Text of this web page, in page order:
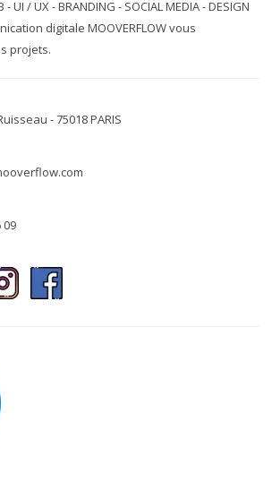
- UI / UX - BRANDING - SOCIAL MEDIA - DESIGN
digitale MOOVERFLOW vous
projets.
- 75018 PARIS
09